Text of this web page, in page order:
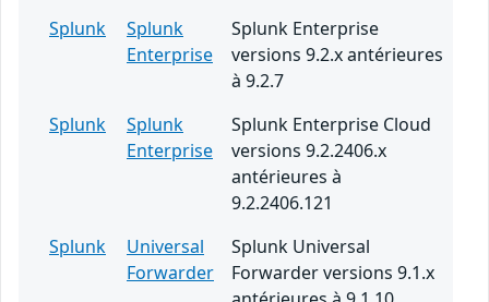
Splunk
Splunk
Enterprise
Splunk Enterprise
versions 9.2.x antérieures
à 9.2.7
Splunk
Splunk
Enterprise
Splunk Enterprise Cloud
versions 9.2.2406.x
antérieures à
9.2.2406.121
Splunk
Universal
Forwarder
Splunk Universal
Forwarder versions 9.1.x